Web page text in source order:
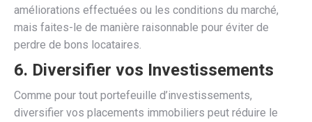
améliorations effectuées ou les conditions du marché,
mais faites-le de manière raisonnable pour éviter de
perdre de bons locataires.
6. Diversifier vos Investissements
Comme pour tout portefeuille d’investissements,
diversifier vos placements immobiliers peut réduire le